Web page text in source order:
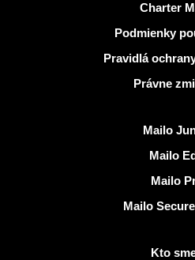
Charter
Podmienky
Pravidlá
Právne
Mailo
Mailo
Mailo
Mailo
Kto